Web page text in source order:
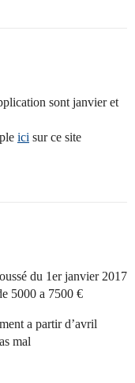
sont janvier et
ici sur ce site
du 1er janvier 2017
5000 a 7500 €
a partir d’avril
mal